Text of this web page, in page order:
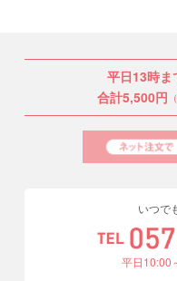
平日13時ま
合計5,500円
いつで
平日10:00